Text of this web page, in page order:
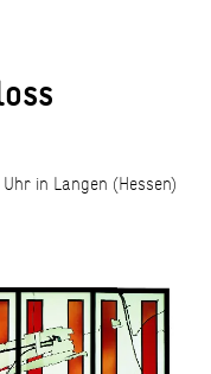
in Langen (Hessen)